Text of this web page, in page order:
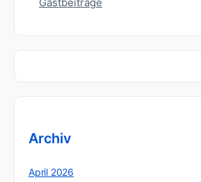
Archiv
April 2026